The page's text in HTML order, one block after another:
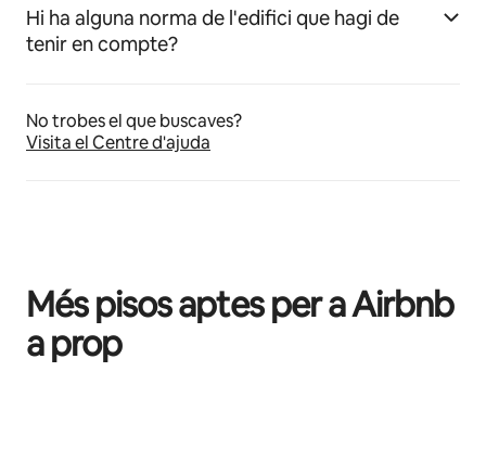
Hi ha alguna norma de l'edifici que hagi de
tenir en compte?
No trobes el que buscaves?
Visita el Centre d'ajuda
Més pisos aptes per a Airbnb
a prop